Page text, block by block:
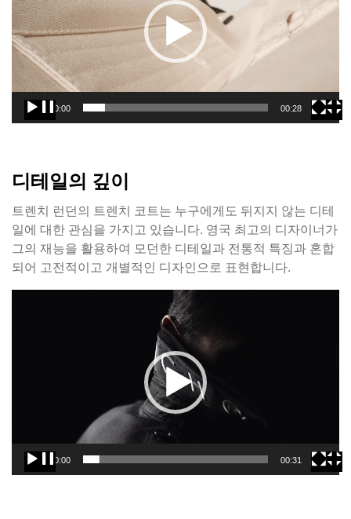
플
레
이
어
00:00 00:28
디테일의 깊이
트렌치 런던의 트렌치 코트는 누구에게도 뒤지지 않는 디테
일에 대한 관심을 가지고 있습니다. 영국 최고의 디자이너가
그의 재능을 활용하여 모던한 디테일과 전통적 특징과 혼합
되어 고전적이고 개별적인 디자인으로 표현합니다.
00:00 00:31